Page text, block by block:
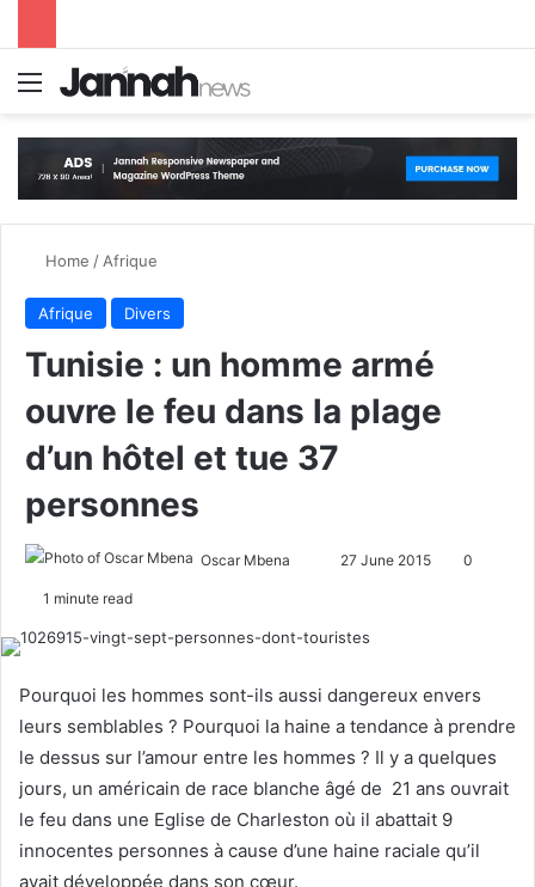
Menu
Home / Afrique
Afrique Divers
Tunisie : un homme armé
ouvre le feu dans la plage
d’un hôtel et tue 37
personnes
Oscar Mbena
d
n
e
m
a
i
l
27 June 2015 0
1 minute read
Pourquoi les hommes sont-ils aussi dangereux envers
leurs semblables ? Pourquoi la haine a tendance à prendre
le dessus sur l’amour entre les hommes ? Il y a quelques
jours, un américain de race blanche âgé de 21 ans ouvrait
le feu dans une Eglise de Charleston où il abattait 9
innocentes personnes à cause d’une haine raciale qu’il
avait développée dans son cœur.